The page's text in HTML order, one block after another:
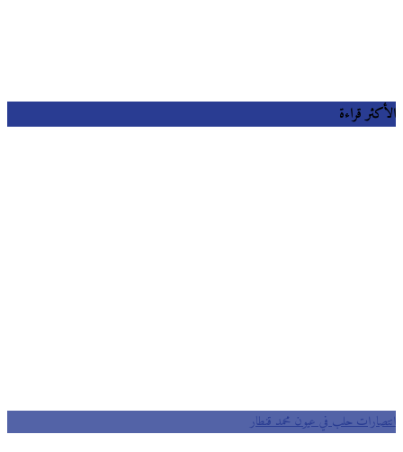
قراءة
حلب في عيون محمد قنطار